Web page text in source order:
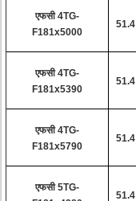
एफसी 4TG-
F181x5000
51.4
एफसी 4TG-
F181x5390
51.4
एफसी 4TG-
F181x5790
51.4
एफसी 5TG-
51.4